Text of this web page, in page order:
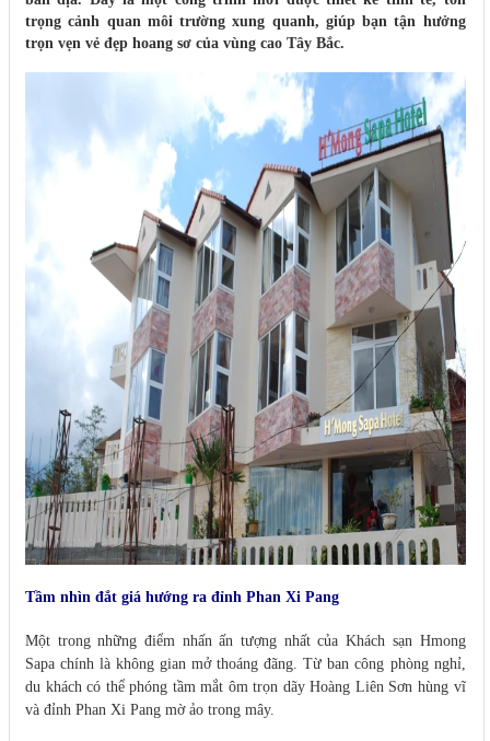
trọng cảnh quan môi trường xung quanh, giúp bạn tận hưởng
trọn vẹn vẻ đẹp hoang sơ của vùng cao Tây Bắc.
Tầm nhìn đắt giá hướng ra đỉnh Phan Xi Pang
Một trong những điểm nhấn ấn tượng nhất của Khách sạn Hmong
Sapa chính là không gian mở thoáng đãng. Từ ban công phòng nghỉ,
du khách có thể phóng tầm mắt ôm trọn dãy Hoàng Liên Sơn hùng vĩ
và đỉnh Phan Xi Pang mờ ảo trong mây.